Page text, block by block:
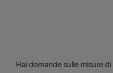
Hai domande sulle misure